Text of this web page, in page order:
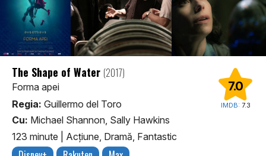
7.0
IMDB: 7.3
The Shape of Water (2017)
Forma apei
Regia: Guillermo del Toro
Cu: Michael Shannon, Sally Hawkins
123 minute
Acţiune, Dramă, Fantastic